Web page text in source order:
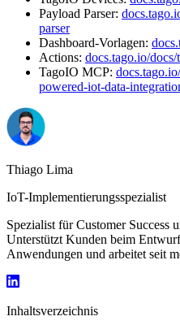
Payload Parser:
parser
Dashboard-Vorlagen:
Actions: docs.tago.io/
TagoIO MCP:
powered-iot-data-
Thiago Lima
IoT-Implementierungsspezialist
Spezialist für Customer Success
Unterstützt Kunden beim
Anwendungen und arbeitet seit
Inhaltsverzeichnis